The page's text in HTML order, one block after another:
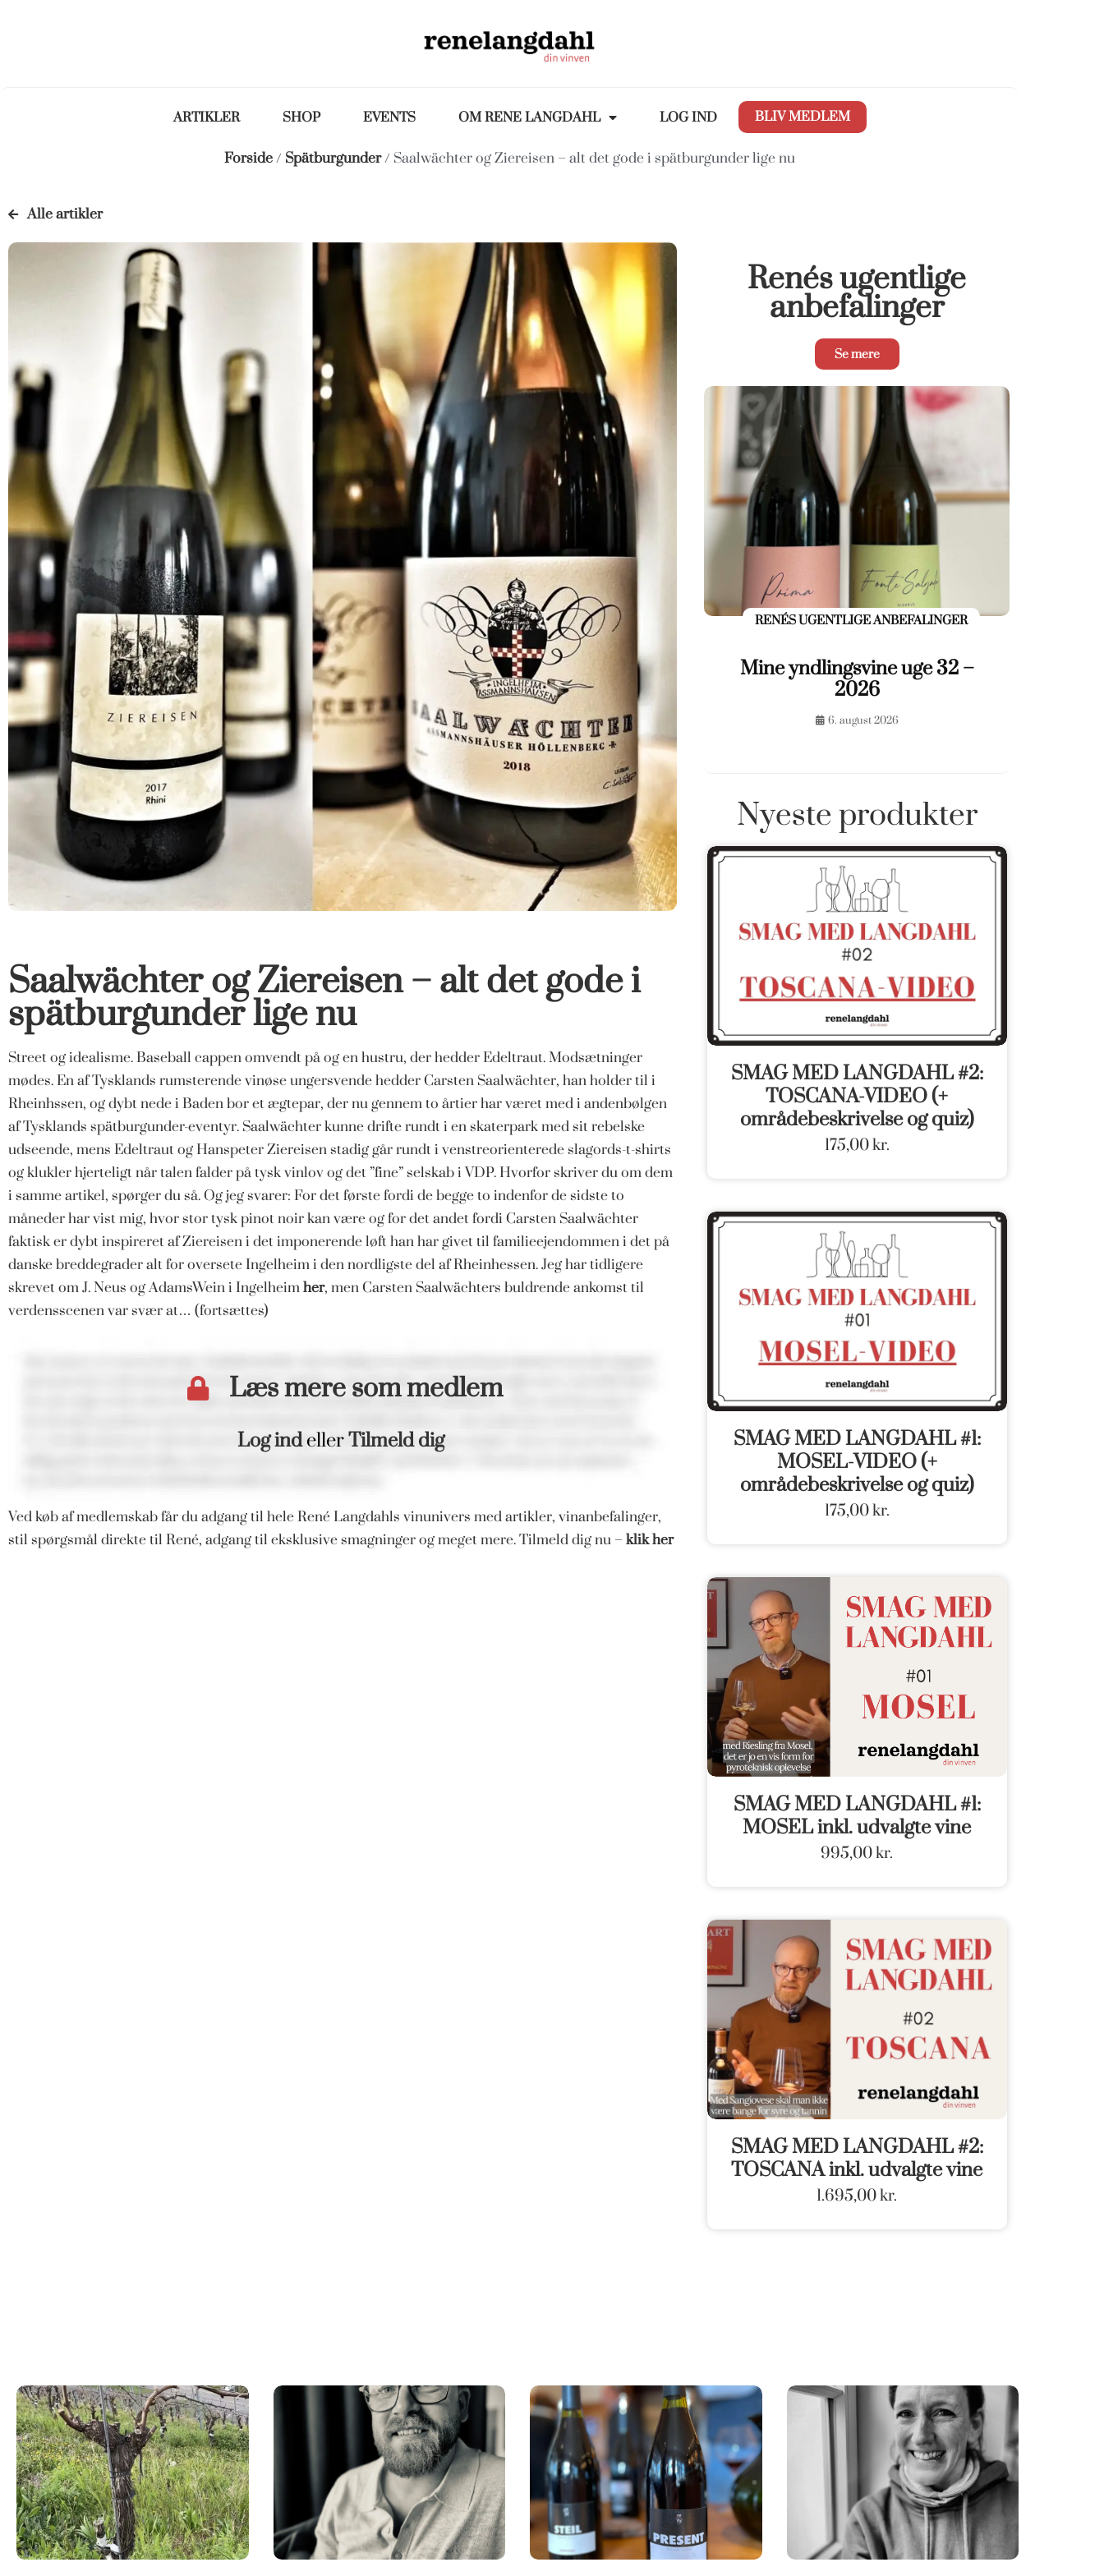
ARTIKLER SHOP EVENTS OM RENE LANGDAHL LOG IND BLIV MEDLEM
Forside/ Spätburgunder/ Saalwächter og Ziereisen – alt det gode i spätburgunder lige nu
Alle artikler
Saalwächter og Ziereisen – alt det gode i
spätburgunder lige nu
Street og idealisme. Baseball cappen omvendt på og en hustru, der hedder Edeltraut. Modsætninger
mødes. En af Tysklands rumsterende vinøse ungersvende hedder Carsten Saalwächter, han holder til i
Rheinhssen, og dybt nede i Baden bor et ægtepar, der nu gennem to årtier har været med i andenbølgen
af Tysklands spätburgunder-eventyr. Saalwächter kunne drifte rundt i en skaterpark med sit rebelske
udseende, mens Edeltraut og Hanspeter Ziereisen stadig går rundt i venstreorienterede slagords-t-shirts
og klukler hjerteligt når talen falder på tysk vinlov og det ”fine” selskab i VDP. Hvorfor skriver du om dem
i samme artikel, spørger du så. Og jeg svarer: For det første fordi de begge to indenfor de sidste to
måneder har vist mig, hvor stor tysk pinot noir kan være og for det andet fordi Carsten Saalwächter
faktisk er dybt inspireret af Ziereisen i det imponerende løft han har givet til familieejendommen i det på
danske breddegrader alt for oversete Ingelheim i den nordligste del af Rheinhessen. Jeg har tidligere
skrevet om J. Neus og AdamsWein i Ingelheimher, men Carsten Saalwächters buldrende ankomst til
verdensscenen var svær at… (fortsættes)
Læs mere som medlem
Log indellerTilmeld dig
Ved køb af medlemskab får du adgang til hele René Langdahls vinunivers med artikler, vinanbefalinger,
stil spørgsmål direkte til René, adgang til eksklusive smagninger og meget mere. Tilmeld dig nu – klik her
Renés ugentlige
anbefalinger
Se mere
RENÉS UGENTLIGE ANBEFALINGER
Mine yndlingsvine uge 32 –
2026
6. august 2026
Nyeste produkter
SMAG MED LANGDAHL #2:
TOSCANA-VIDEO (+
områdebeskrivelse og quiz)
175,00kr.
SMAG MED LANGDAHL #1:
MOSEL-VIDEO (+
områdebeskrivelse og quiz)
175,00kr.
SMAG MED LANGDAHL #1:
MOSEL inkl. udvalgte vine
995,00kr.
SMAG MED LANGDAHL #2:
TOSCANA inkl. udvalgte vine
1.695,00kr.